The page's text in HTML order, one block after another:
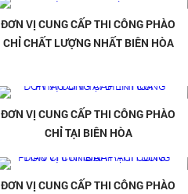
ĐƠN VỊ CUNG CẤP THI CÔNG PHÀO
CHỈ CHẤT LƯỢNG NHẤT BIÊN HÒA
ĐƠN VỊ CUNG CẤP THI CÔNG PHÀO
CHỈ TẠI BIÊN HÒA
ĐƠN VỊ CUNG CẤP THI CÔNG PHÀO